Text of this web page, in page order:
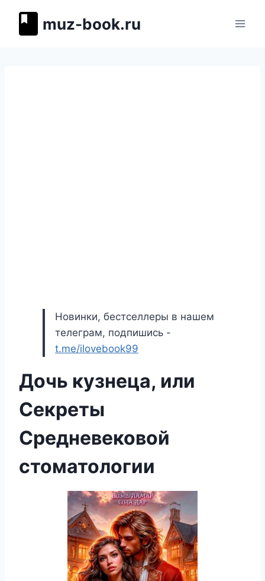
muz-book.ru
Новинки, бестселлеры в нашем
телеграм, подпишись -
t.me/ilovebook99
Дочь кузнеца, или
Секреты
Средневековой
стоматологии